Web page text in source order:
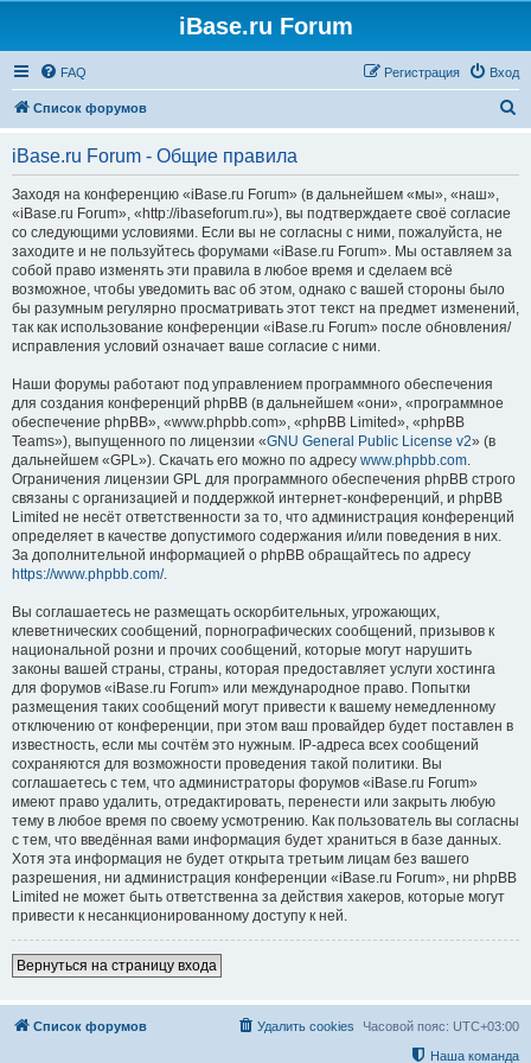
iBase.ru Forum
FAQ Вход
Регистрация
Список форумов
iBase.ru Forum - Общие правила
Заходя на конференцию «iBase.ru Forum» (в дальнейшем «мы», «наш»,
«iBase.ru Forum», «http://ibaseforum.ru»), вы подтверждаете своё согласие
со следующими условиями. Если вы не согласны с ними, пожалуйста, не
заходите и не пользуйтесь форумами «iBase.ru Forum». Мы оставляем за
собой право изменять эти правила в любое время и сделаем всё
возможное, чтобы уведомить вас об этом, однако с вашей стороны было
бы разумным регулярно просматривать этот текст на предмет изменений,
так как использование конференции «iBase.ru Forum» после обновления/
исправления условий означает ваше согласие с ними.
Наши форумы работают под управлением программного обеспечения
для создания конференций phpBB (в дальнейшем «они», «программное
обеспечение phpBB», «www.phpbb.com», «phpBB Limited», «phpBB
Teams»), выпущенного по лицензии «GNU General Public License v2» (в
дальнейшем «GPL»). Скачать его можно по адресу www.phpbb.com.
Ограничения лицензии GPL для программного обеспечения phpBB строго
связаны с организацией и поддержкой интернет-конференций, и phpBB
Limited не несёт ответственности за то, что администрация конференций
определяет в качестве допустимого содержания и/или поведения в них.
За дополнительной информацией о phpBB обращайтесь по адресу
https://www.phpbb.com/.
Вы соглашаетесь не размещать оскорбительных, угрожающих,
клеветнических сообщений, порнографических сообщений, призывов к
национальной розни и прочих сообщений, которые могут нарушить
законы вашей страны, страны, которая предоставляет услуги хостинга
для форумов «iBase.ru Forum» или международное право. Попытки
размещения таких сообщений могут привести к вашему немедленному
отключению от конференции, при этом ваш провайдер будет поставлен в
известность, если мы сочтём это нужным. IP-адреса всех сообщений
сохраняются для возможности проведения такой политики. Вы
соглашаетесь с тем, что администраторы форумов «iBase.ru Forum»
имеют право удалить, отредактировать, перенести или закрыть любую
тему в любое время по своему усмотрению. Как пользователь вы согласны
с тем, что введённая вами информация будет храниться в базе данных.
Хотя эта информация не будет открыта третьим лицам без вашего
разрешения, ни администрация конференции «iBase.ru Forum», ни phpBB
Limited не может быть ответственна за действия хакеров, которые могут
привести к несанкционированному доступу к ней.
Вернуться на страницу входа
Список форумов Часовой пояс: UTC+03:00
Удалить cookies
Наша команда